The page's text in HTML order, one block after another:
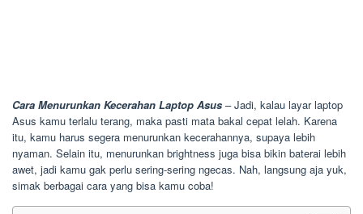
Cara Menurunkan Kecerahan Laptop Asus – Jadi, kalau layar laptop
Asus kamu terlalu terang, maka pasti mata bakal cepat lelah. Karena
itu, kamu harus segera menurunkan kecerahannya, supaya lebih
nyaman. Selain itu, menurunkan brightness juga bisa bikin baterai lebih
awet, jadi kamu gak perlu sering-sering ngecas. Nah, langsung aja yuk,
simak berbagai cara yang bisa kamu coba!